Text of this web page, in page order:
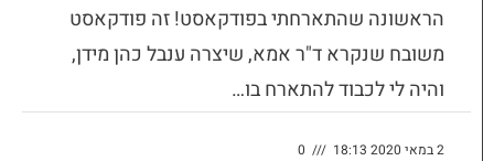
הראשונה שהתארחתי בפודקאסט! זה פודקאסט
משובח שנקרא ד"ר אמא, שיצרה ענבל כהן מידן,
והיה לי לכבוד להתארח בו…
2 במאי 2020 18:13 ///
0